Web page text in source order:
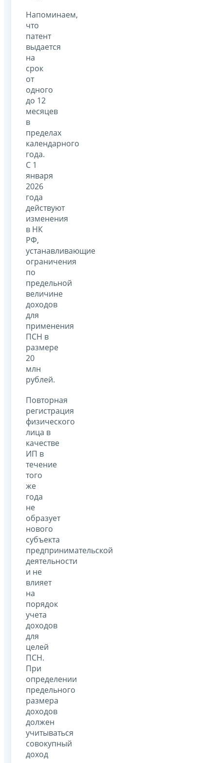
Напоминаем,
что
патент
выдается
на
срок
от
одного
до 12
месяцев
в
пределах
календарного
года.
С 1
января
2026
года
действуют
изменения
в НК
РФ,
устанавливающие
ограничения
по
предельной
величине
доходов
для
применения
ПСН в
размере
20
млн
рублей.
Повторная
регистрация
физического
лица в
качестве
ИП в
течение
того
же
года
не
образует
нового
субъекта
предпринимательской
деятельности
и не
влияет
на
порядок
учета
доходов
для
целей
ПСН.
При
определении
предельного
размера
доходов
должен
учитываться
совокупный
доход